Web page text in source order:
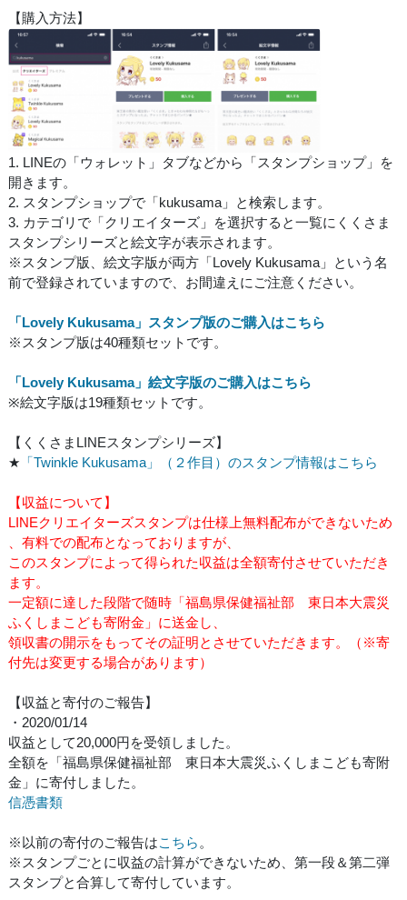
【購入方法】
1. LINEの「ウォレット」タブなどから「スタンプショップ」を
開きます。
2. スタンプショップで「kukusama」と検索します。
3. カテゴリで「クリエイターズ」を選択すると一覧にくくさま
スタンプシリーズと絵文字が表示されます。
※スタンプ版、絵文字版が両方「Lovely Kukusama」という名
前で登録されていますので、お間違えにご注意ください。
「Lovely Kukusama」スタンプ版のご購入はこちら
※スタンプ版は40種類セットです。
「Lovely Kukusama」絵文字版のご購入はこちら
※絵文字版は19種類セットです。
【くくさまLINEスタンプシリーズ】
★ 「Twinkle Kukusama」（２作目）のスタンプ情報はこちら
【収益について】
LINEクリエイターズスタンプは仕様上無料配布ができないため
、有料での配布となっておりますが、
このスタンプによって得られた収益は全額寄付させていただき
ます。
一定額に達した段階で随時「福島県保健福祉部 東日本大震災
ふくしまこども寄附金」に送金し、
領収書の開示をもってその証明とさせていただきます。（※寄
付先は変更する場合があります）
【収益と寄付のご報告】
・2020/01/14
収益として20,000円を受領しました。
全額を「福島県保健福祉部 東日本大震災ふくしまこども寄附
金」に寄付しました。
信憑書類
※以前の寄付のご報告はこちら 。
※スタンプごとに収益の計算ができないため、第一段＆第二弾
スタンプと合算して寄付しています。